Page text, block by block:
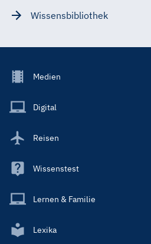
Wissensbibliothek
Footer
Main
Medien
Digital
Reisen
Wissenstest
Lernen & Familie
Lexika